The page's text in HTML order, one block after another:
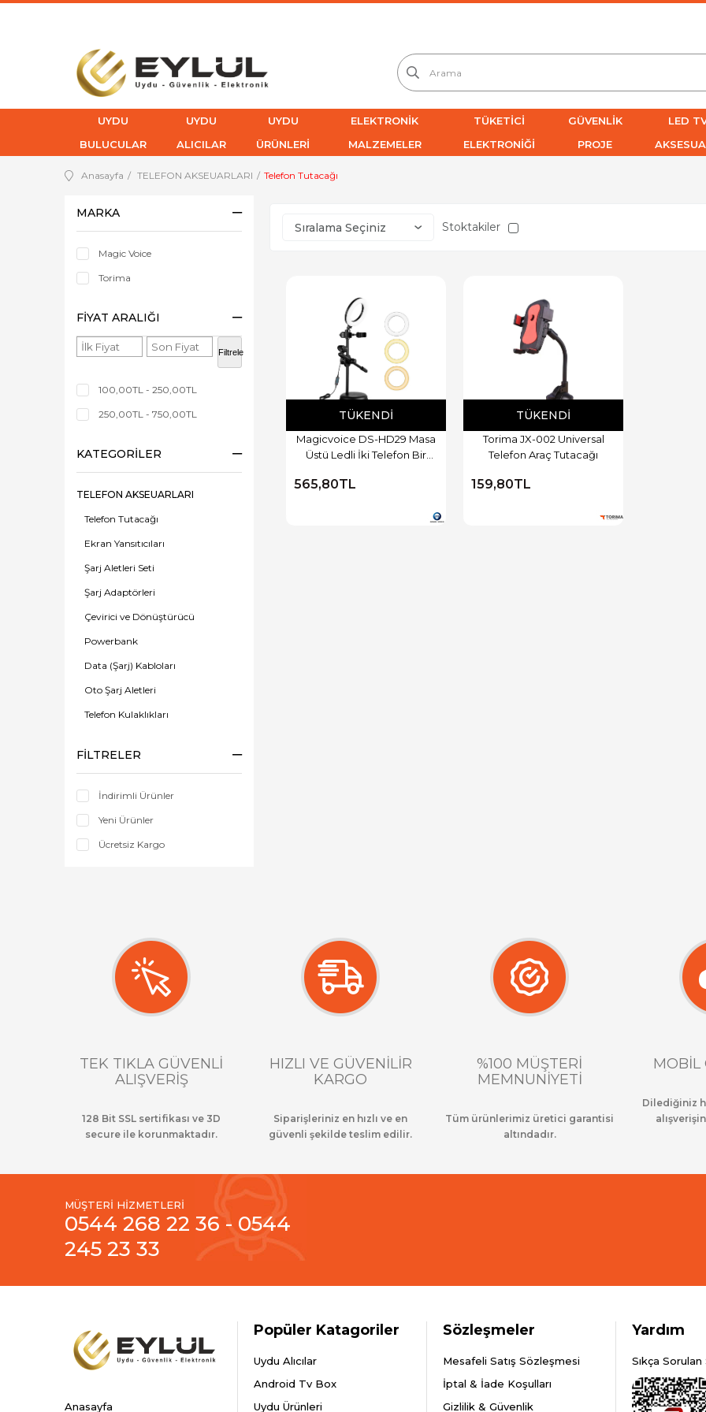
UYDU
BULUCULAR
UYDU
ALICILAR
UYDU
ÜRÜNLERİ
ELEKTRONİK
MALZEMELER
TÜKETİCİ
ELEKTRONİĞİ
GÜVENLİK
PROJE
LED
Anasayfa TELEFON AKSEUARLARI Telefon Tutacağı
MARKA
Magic Voice
Torima
FIYAT ARALIĞI
Filtrele
100,00TL - 250,00TL
250,00TL - 750,00TL
KATEGORILER
TELEFON AKSEUARLARI
Telefon Tutacağı
Ekran Yansıtıcıları
Şarj Aletleri Seti
Şarj Adaptörleri
Çevirici ve Dönüştürücü
Powerbank
Data (Şarj) Kabloları
Oto Şarj Aletleri
Telefon Kulaklıkları
FILTRELER
İndirimli Ürünler
Yeni Ürünler
Ücretsiz Kargo
Stoktakiler
TÜKENDI
Magicvoice DS-HD29 Masa
Üstü Ledli İki Telefon Bir
565,80TL
TÜKENDI
Torima JX-002 Universal
Telefon Araç Tutacağı
159,80TL
TEK TIKLA GÜVENLİ
ALIŞVERİŞ
128 Bit SSL sertifikası ve 3D
secure ile korunmaktadır.
HIZLI VE GÜVENİLİR
KARGO
Siparişleriniz en hızlı ve en
güvenli şekilde teslim edilir.
%100 MÜŞTERİ
MEMNUNİYETİ
Tüm ürünlerimiz üretici garantisi
altındadır.
MOBİL
Dilediğiniz
MÜŞTERİ HİZMETLERİ
0544 268 22 36 - 0544
245 23 33
Anasayfa
Popüler Katagoriler
Uydu Alıcılar
Android Tv Box
Uydu Ürünleri
Sözleşmeler
Mesafeli Satış Sözleşmesi
İptal & İade Koşulları
Gizlilik & Güvenlik
Yardım
Sıkça